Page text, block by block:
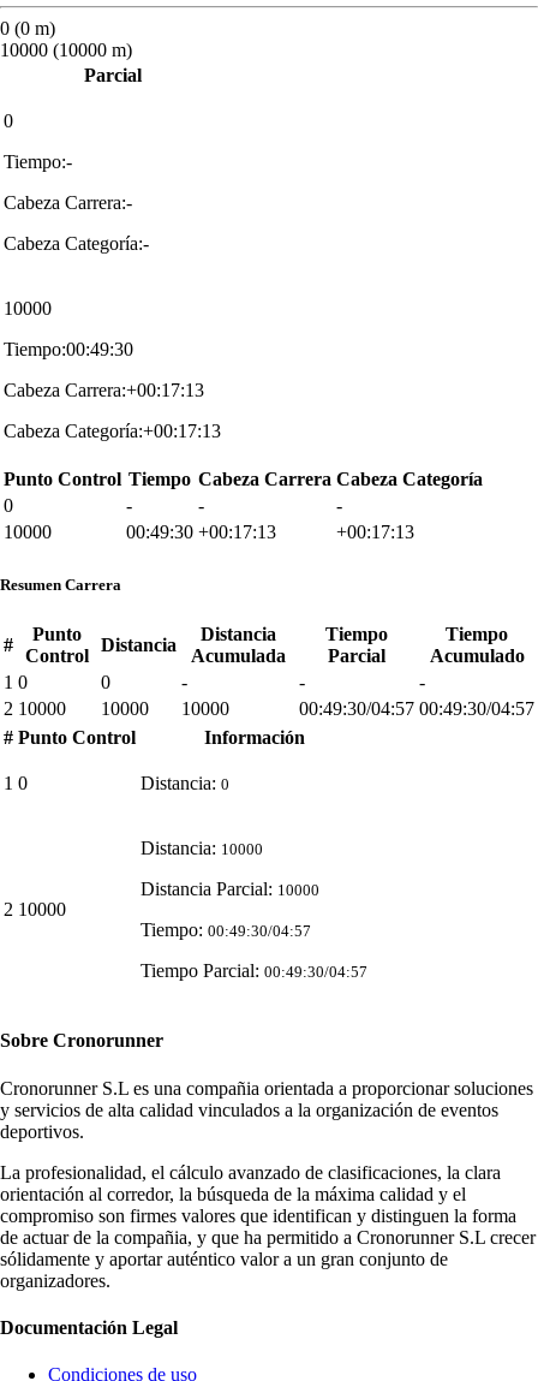
0 (0 m)
10000 (10000 m)
Parcial
0
Tiempo:-
Cabeza Carrera:-
Cabeza Categoría:-
10000
Tiempo:00:49:30
Cabeza Carrera:+00:17:13
Cabeza Categoría:+00:17:13
Punto Control Tiempo Cabeza Carrera Cabeza Categoría
0
- -
-
10000
00:49:30 +00:17:13 +00:17:13
Resumen Carrera
#
Punto
Control
Distancia
Distancia
Acumulada
Tiempo
Parcial
Tiempo
Acumulado
1 0 0 - -
-
2 10000 10000 10000 00:49:30/04:57 00:49:30/04:57
# Punto Control Información
1 0 Distancia: 0
2 10000
Distancia: 10000
Distancia Parcial: 10000
Tiempo: 00:49:30/04:57
Tiempo Parcial: 00:49:30/04:57
Sobre Cronorunner
Cronorunner S.L es una compañia orientada a proporcionar soluciones
y servicios de alta calidad vinculados a la organización de eventos
deportivos.
La profesionalidad, el cálculo avanzado de clasificaciones, la clara
orientación al corredor, la búsqueda de la máxima calidad y el
compromiso son firmes valores que identifican y distinguen la forma
de actuar de la compañia, y que ha permitido a Cronorunner S.L crecer
sólidamente y aportar auténtico valor a un gran conjunto de
organizadores.
Documentación Legal
Condiciones de uso